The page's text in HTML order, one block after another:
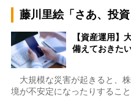
藤川里絵「さあ、投資
【資産運用】
備えておきた
大規模な災害が起きると、
境が不安定になったりするこ